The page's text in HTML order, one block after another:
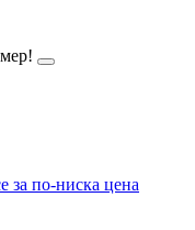
за по-ниска цена